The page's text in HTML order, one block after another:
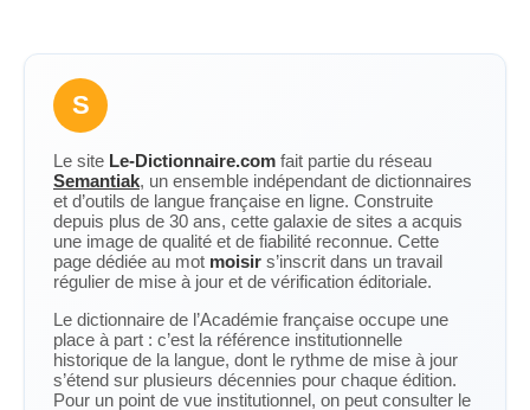
S
Le site Le-Dictionnaire.com fait partie du réseau
Semantiak, un ensemble indépendant de dictionnaires
et d’outils de langue française en ligne. Construite
depuis plus de 30 ans, cette galaxie de sites a acquis
une image de qualité et de fiabilité reconnue. Cette
page dédiée au mot moisir s’inscrit dans un travail
régulier de mise à jour et de vérification éditoriale.
Le dictionnaire de l’Académie française occupe une
place à part : c’est la référence institutionnelle
historique de la langue, dont le rythme de mise à jour
s’étend sur plusieurs décennies pour chaque édition.
Pour un point de vue institutionnel, on peut consulter le